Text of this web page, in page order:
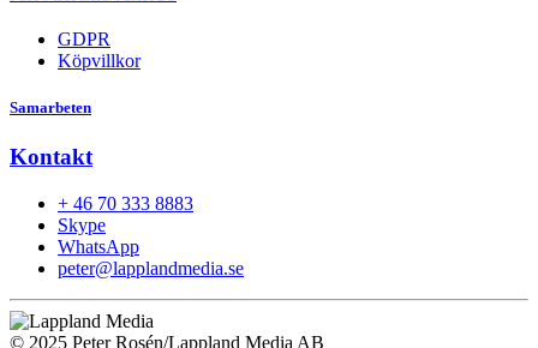
GDPR
Köpvillkor
Samarbeten
Kontakt
+ 46 70 333 8883
Skype
WhatsApp
peter@lapplandmedia.se
© 2025 Peter Rosén/Lappland Media AB